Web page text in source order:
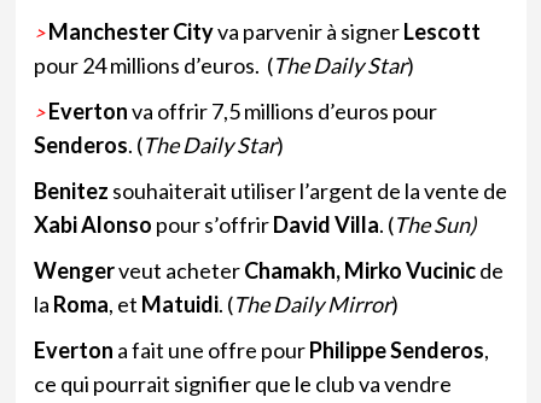
>Manchester Cityva parvenir à signerLescott
pour 24 millions d’euros. (The Daily Star)
>Evertonva offrir 7,5 millions d’euros pour
Senderos. (The Daily Star)
Benitez souhaiterait utiliser l’argent de la vente de
Xabi Alonso pour s’offrirDavid Villa. (The Sun)
Wengerveut acheterChamakh, Mirko Vucinicde
la Roma, et Matuidi. (The Daily Mirror)
Everton a fait une offre pourPhilippe Senderos,
ce qui pourrait signifier que le club va vendre